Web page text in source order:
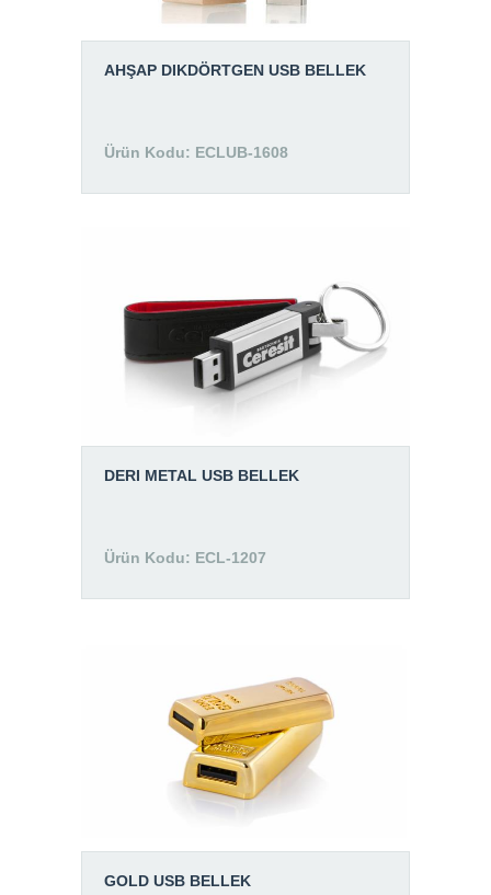
AHŞAP DIKDÖRTGEN USB BELLEK
Ürün Kodu: ECLUB-1608
DERI METAL USB BELLEK
Ürün Kodu: ECL-1207
GOLD USB BELLEK